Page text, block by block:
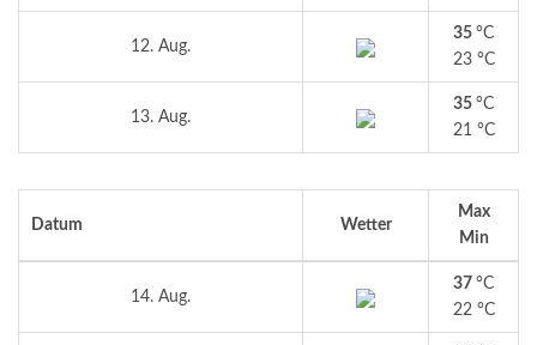
12. Aug.
35 °C
23 °C
13. Aug.
35 °C
21 °C
Datum Wetter
Max
Min
14. Aug.
37 °C
22 °C